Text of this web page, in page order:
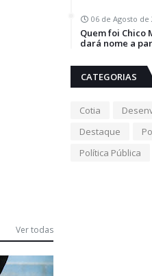
Ver todas
06 de Agosto de
Quem foi Chico
dará nome a
CATEGORIAS
Cotia
Destaque
Política Pública